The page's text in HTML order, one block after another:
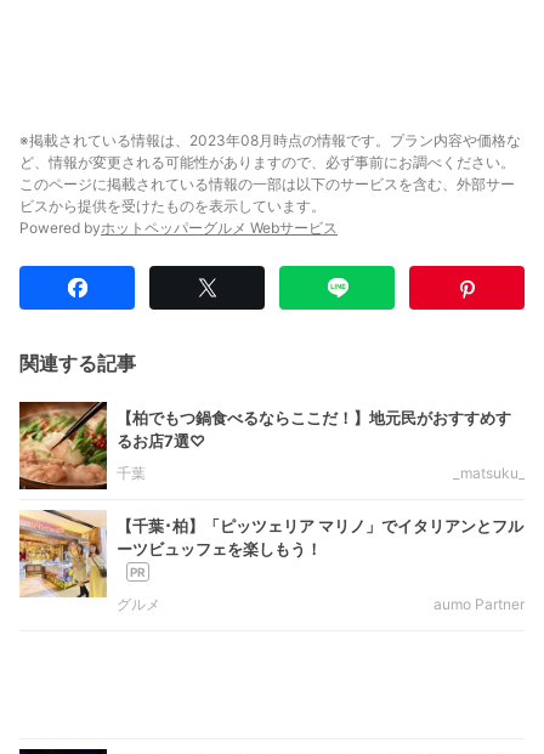
※掲載されている情報は、2023年08月時点の情報です。プラン内容や価格な
ど、情報が変更される可能性がありますので、必ず事前にお調べください。
このページに掲載されている情報の一部は以下のサービスを含む、外部サー
ビスから提供を受けたものを表示しています。
Powered byホットペッパーグルメ Webサービス
関連する記事
【柏でもつ鍋食べるならここだ！】地元民がおすすめす
るお店7選♡
千葉 _matsuku_
【千葉･柏】「ピッツェリア マリノ」でイタリアンとフル
ーツビュッフェを楽しもう！
グルメ aumo Partner